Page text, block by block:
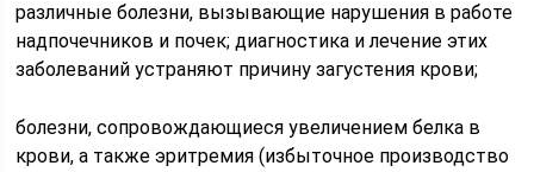
различные болезни, вызывающие нарушения в работе
надпочечников и почек; диагностика и лечение этих
заболеваний устраняют причину загустения крови;
болезни, сопровождающиеся увеличением белка в
крови, а также эритремия (избыточное производство